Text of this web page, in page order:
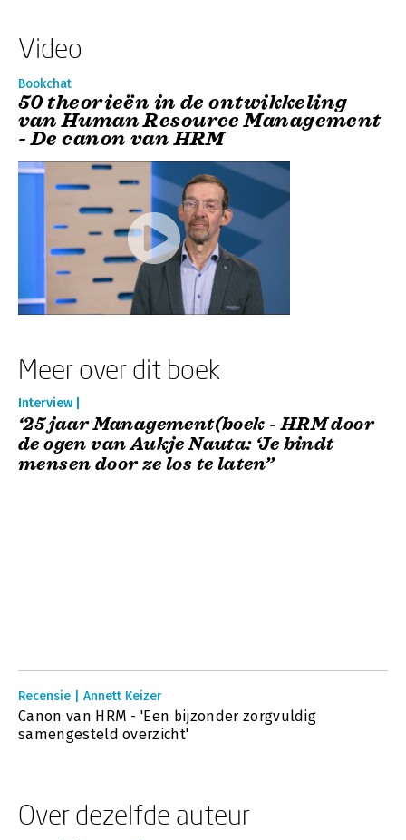
Video
Bookchat
50 theorieën in de ontwikkeling
van Human Resource Management
- De canon van HRM
Meer over dit boek
Interview |
‘25 jaar Management(boek - HRM door
de ogen van Aukje Nauta: ‘Je bindt
mensen door ze los te laten’’
Recensie | Annett Keizer
Canon van HRM - 'Een bijzonder zorgvuldig
samengesteld overzicht'
Over dezelfde auteur